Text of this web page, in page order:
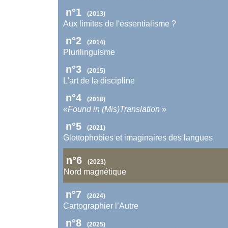
n°1 (2013)
Aux limites de l'essentialisme ?
n°2 (2014)
Plurilinguisme
n°3 (2015)
L'art de la discipline
n°4 (2018)
«Found in (Mis)Translation »
n°5 (2021)
Glottophobies et imaginaires des langues
n°6 (2023)
Nord magnétique
n°7 (2024)
Cartographier l’Autre
n°8 (2025)